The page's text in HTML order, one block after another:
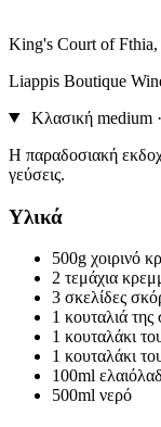
King's Court of
Liappis Boutique
Κλασική medium
Η παραδοσιακή
γεύσεις.
Υλικά
500g χοιρινό
2 τεμάχια
3 σκελίδες
1 κουταλιά της
1 κουταλάκι
1 κουταλάκι
100ml
500ml νερό